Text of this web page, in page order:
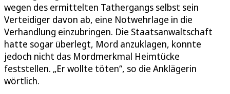
wegen des ermittelten Tathergangs selbst sein
Verteidiger davon ab, eine Notwehrlage in die
Verhandlung einzubringen. Die Staatsanwaltschaft
hatte sogar überlegt, Mord anzuklagen, konnte
jedoch nicht das Mordmerkmal Heimtücke
feststellen. „Er wollte töten“, so die Anklägerin
wörtlich.